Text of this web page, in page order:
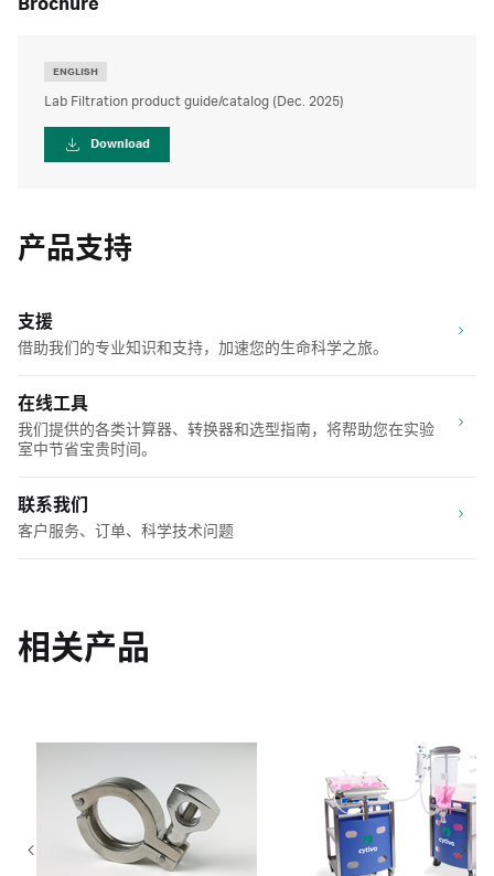
brochure
ENGLISH
Lab Filtration product guide/catalog (Dec. 2025)
Download
产品支持
支援
借助我们的专业知识和支持，加速您的生命科学之旅。
在线工具
我们提供的各类计算器、转换器和选型指南，将帮助您在实验
室中节省宝贵时间。
联系我们
客户服务、订单、科学技术问题
相关产品